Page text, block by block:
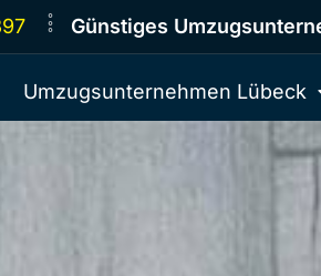
Günstiges
Umzugsunternehmen Lübeck